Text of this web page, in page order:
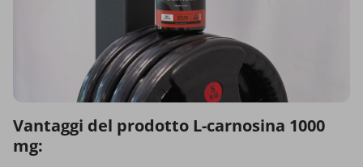
Vantaggi del prodotto L-carnosina 1000
mg: